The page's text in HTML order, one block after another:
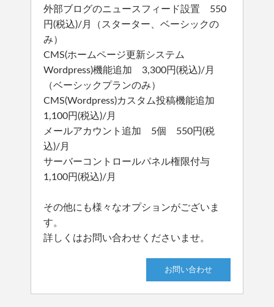
外部ブログのニュースフィード設置 550
円(税込)/月（スターター、ベーシックの
み）
CMS(ホームページ更新システム
Wordpress)機能追加 3,300円(税込)/月
（ベーシックプランのみ）
CMS(Wordpress)カスタム投稿機能追加
1,100円(税込)/月
メールアカウント追加 5個 550円(税
込)/月
サーバーコントロールパネル権限付与
1,100円(税込)/月
その他にも様々なオプションがございま
す。
詳しくはお問い合わせくださいませ。
お問い合わせ